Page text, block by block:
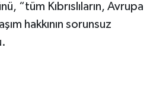
“tüm Kıbrıslıların, Avrupa
hakkının sorunsuz